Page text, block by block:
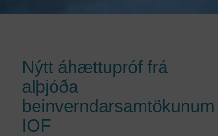
Nýtt áhættupróf frá
alþjóða
beinverndarsamtökunum
IOF